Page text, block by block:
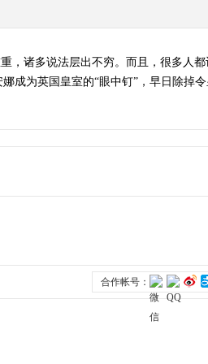
，诸多说法层出不穷。而且，很多人
成为英国皇室的“眼中钉”，早日除掉